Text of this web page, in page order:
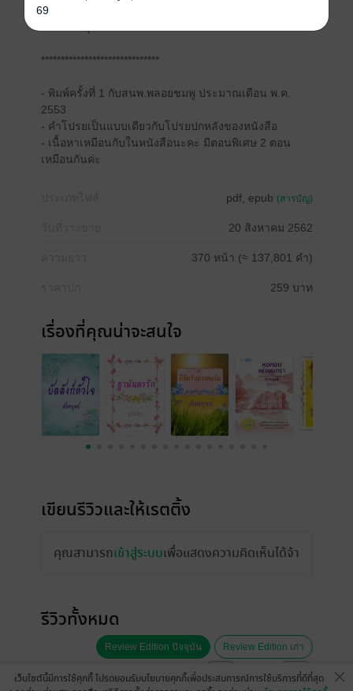
ทั้งที่ก็ทรงประจักษ์ชัดอยู่ว่ารัก ที่แท้ก็เพราะเข้าใจผิดว่าตัว
******************************
- พิมพ์ครั้งที่ 1 กับสนพ.พลอยชมพู ประมาณเดือน พ.ค.
2553
- คำโปรยเป็นแบบเดียวกับโปรยปกหลังของหนังสือ
- เนื้อหาเหมือนกับในหนังสือนะคะ มีตอนพิเศษ 2 ตอน
เหมือนกันค่ะ
pdf, epub (สารบัญ)
20 สิงหาคม 2562
370 หน้า (≈ 137,801 คำ)
259 บาท
เรื่องที่คุณน่าจะสนใจ
เขียนรีวิวและให้เรตติ้ง
คุณสามารถเข้าสู่ระบบเพื่อแสดงความคิดเห็นได้จ้า
รีวิวทั้งหมด
Review Edition เก่า
Review Edition ปัจจุบัน
เว็บไซต์นี้มีการใช้คุกกี้ โปรดยอมรับนโยบายคุกกี้เพื่อประสบการณ์การใช้บริการที่ดีที่สุด
69